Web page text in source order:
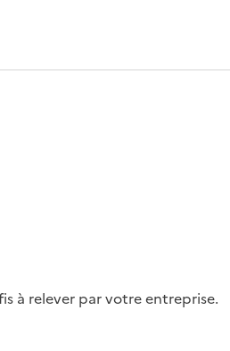
à relever par votre entreprise.